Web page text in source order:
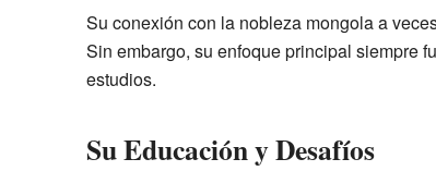
Su conexión con la nobleza mongola a
Sin embargo, su enfoque principal siempre
estudios.
Su Educación y Desafíos